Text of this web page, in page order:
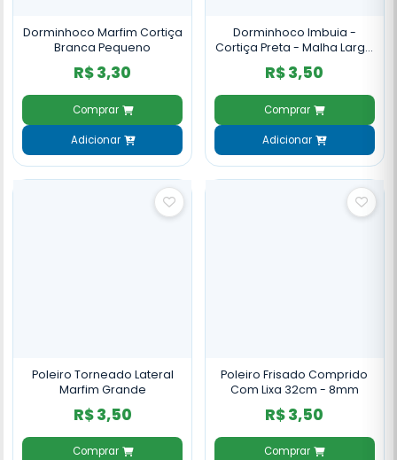
Dorminhoco Marfim Cortiça
Branca Pequeno
R$ 3,30
Comprar
Adicionar
Dorminhoco Imbuia -
Cortiça Preta - Malha Larga
- 12mm
R$ 3,50
Comprar
Adicionar
Poleiro Torneado Lateral
Marfim Grande
R$ 3,50
Comprar
Poleiro Frisado Comprido
Com Lixa 32cm - 8mm
R$ 3,50
Comprar